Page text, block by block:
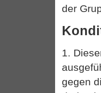
der
1.
gegen